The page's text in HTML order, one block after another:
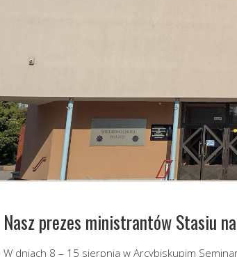
Nasz prezes ministrantów Stasiu
W dniach 8 – 15 sierpnia w Arcybiskupim